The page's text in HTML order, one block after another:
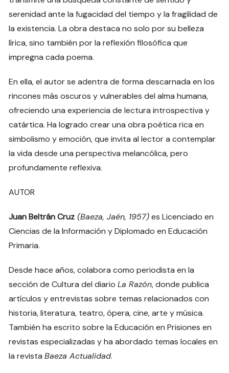
serenidad ante la fugacidad del tiempo y la fragilidad de
la existencia. La obra destaca no solo por su belleza
lírica, sino también por la reflexión filosófica que
impregna cada poema.
En ella, el autor se adentra de forma descarnada en los
rincones más oscuros y vulnerables del alma humana,
ofreciendo una experiencia de lectura introspectiva y
catártica. Ha logrado crear una obra poética rica en
simbolismo y emoción, que invita al lector a contemplar
la vida desde una perspectiva melancólica, pero
profundamente reflexiva.
AUTOR
Juan Beltrán Cruz (Baeza, Jaén, 1957)es Licenciado en
Ciencias de la Información y Diplomado en Educación
Primaria.
Desde hace años, colabora como periodista en la
sección de Cultura del diarioLa Razón, donde publica
artículos y entrevistas sobre temas relacionados con
historia, literatura, teatro, ópera, cine, arte y música.
También ha escrito sobre la Educación en Prisiones en
revistas especializadas y ha abordado temas locales en
la revistaBaeza Actualidad.